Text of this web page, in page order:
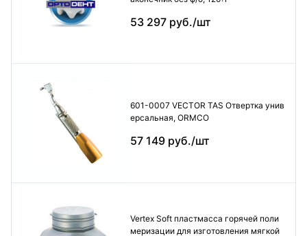
53 297 руб./шт
601-0007 VECTOR TAS Отвертка унив
ерсальная, ORMCO
57 149 руб./шт
Vertex Soft пластмасса горячей поли
меризации для изготовления мягкой